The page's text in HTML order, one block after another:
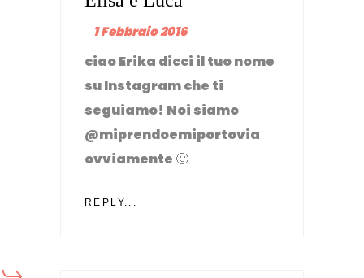
1 Febbraio 2016
ciao Erika dicci il tuo nome
su Instagram che ti
seguiamo! Noi siamo
@miprendoemiportovia
ovviamente 🙂
REPLY...